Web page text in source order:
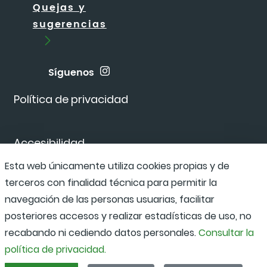
Política de privacidad
Accesibilidad
Canal de denuncias
Quejas y
sugerencias
Síguenos
Esta web únicamente utiliza cookies propias y de
terceros con finalidad técnica para permitir la
navegación de las personas usuarias, facilitar
posteriores accesos y realizar estadísticas de uso, no
recabando ni cediendo datos personales.Consultar la
política de privacidad.